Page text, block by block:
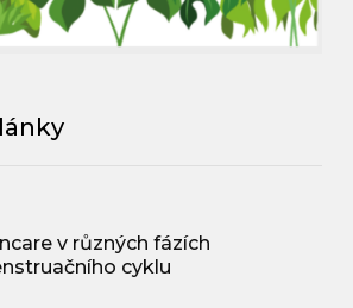
v různých fázích
cyklu